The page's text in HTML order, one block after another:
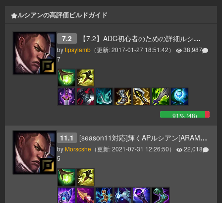
ルシアンの高評価ビルドガイド
7.2 【7.2】ADC初心者のための詳細ルシアンガイド
bytipsylamb （更新:2017-01-27 18:51:42）
38,987
7
91% (48)
11.1 [season11対応]輝くAPルシアン[ARAM最強]
by Morscshe （更新:2021-07-31 12:26:50）
22,018
5